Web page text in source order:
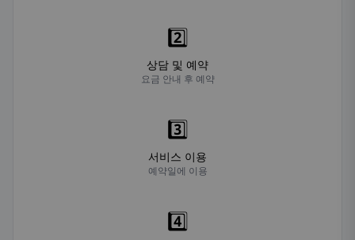
2️⃣
상담 및 예약
요금 안내 후 예약
3️⃣
서비스 이용
예약일에 이용
4️⃣